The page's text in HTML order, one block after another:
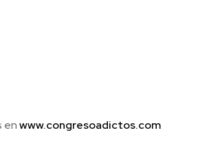
enwww.congresoadictos.com